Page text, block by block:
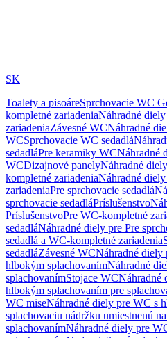
SK
Toalety a pisoáreSprchovacie WC
kompletné zariadeniaNáhradné
zariadeniaZávesné WCNáhradné
WCSprchovacie WC sedadlá
sedadláPre keramiky WCNáhradné
WCDizajnové panelyNáhradné
kompletné zariadeniaNáhradné
zariadeniaPre sprchovacie sedadlá
sprchovacie sedadláPríslušenstvo
PríslušenstvoPre WC-kompletné
sedadláNáhradné diely pre Pre
sedadlá a WC-kompletné zariadenia
sedadláZávesné WCNáhradné diely
hlbokým splachovanímNáhradné
splachovanímStojace WCNáhradné
hlbokým splachovaním pre
WC miseNáhradné diely pre WC s
splachovaciu nádržku umiestnenú
splachovanímNáhradné diely pre